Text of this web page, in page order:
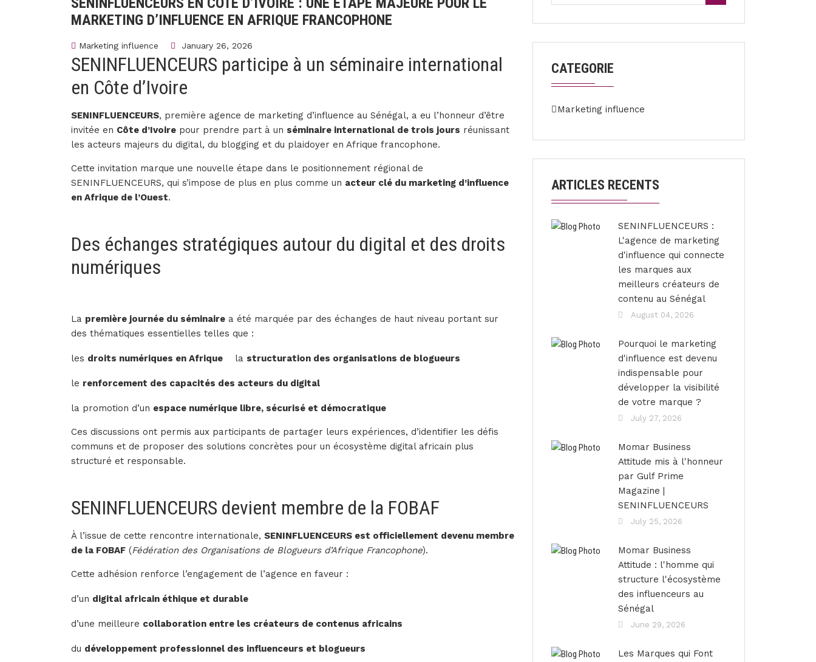
MARKETING D’INFLUENCE EN AFRIQUE FRANCOPHONE
Marketing influence January 26, 2026
SENINFLUENCEURS participe à un séminaire international
en Côte d’Ivoire
SENINFLUENCEURS, première agence de marketing d’influence au Sénégal, a eu l’honneur d’être
invitée en Côte d’Ivoire pour prendre part à un séminaire international de trois jours réunissant
les acteurs majeurs du digital, du blogging et du plaidoyer en Afrique francophone.
Cette invitation marque une nouvelle étape dans le positionnement régional de
SENINFLUENCEURS, qui s’impose de plus en plus comme un acteur clé du marketing d’influence
en Afrique de l’Ouest.
Des échanges stratégiques autour du digital et des droits
numériques
La première journée du séminaire a été marquée par des échanges de haut niveau portant sur
des thématiques essentielles telles que :
les droits numériques en Afrique la structuration des organisations de blogueurs
le renforcement des capacités des acteurs du digital
la promotion d’un espace numérique libre, sécurisé et démocratique
Ces discussions ont permis aux participants de partager leurs expériences, d’identifier les défis
communs et de proposer des solutions concrètes pour un écosystème digital africain plus
structuré et responsable.
SENINFLUENCEURS devient membre de la FOBAF
À l’issue de cette rencontre internationale, SENINFLUENCEURS est officiellement devenu membre
de la FOBAF (Fédération des Organisations de Blogueurs d’Afrique Francophone).
Cette adhésion renforce l’engagement de l’agence en faveur :
d’un digital africain éthique et durable
d’une meilleure collaboration entre les créateurs de contenus africains
du développement professionnel des influenceurs et blogueurs
CATEGORIE
Marketing influence
ARTICLES RECENTS
SENINFLUENCEURS :
L'agence de marketing
d'influence qui connecte
les marques aux
meilleurs créateurs de
contenu au Sénégal
August 04, 2026
Pourquoi le marketing
d'influence est devenu
indispensable pour
développer la visibilité
de votre marque ?
July 27, 2026
Momar Business
Attitude mis à l'honneur
par Gulf Prime
Magazine |
SENINFLUENCEURS
July 25, 2026
Momar Business
Attitude : l'homme qui
structure l'écosystème
des influenceurs au
Sénégal
June 29, 2026
Les Marques qui Font